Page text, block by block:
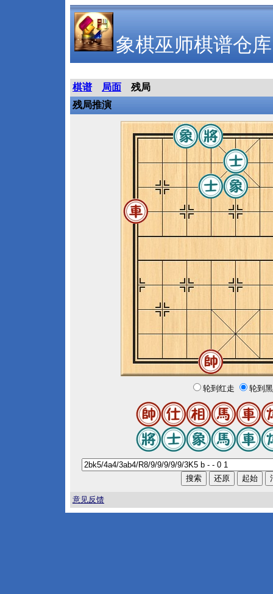
象棋巫师棋谱仓库
棋谱 局面
残局
残局推演
轮到红走 轮到
意见反馈